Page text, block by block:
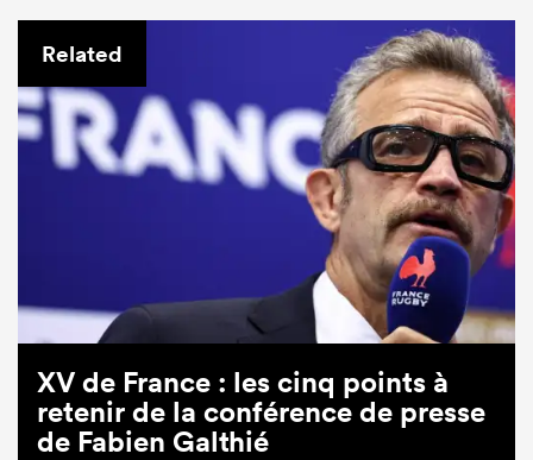
Related
XV de France : les cinq points à
retenir de la conférence de presse
de Fabien Galthié